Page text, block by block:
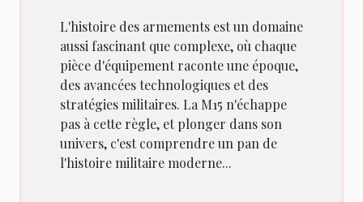
L'histoire des armements est un domaine
aussi fascinant que complexe, où chaque
pièce d'équipement raconte une époque,
des avancées technologiques et des
stratégies militaires. La M15 n'échappe
pas à cette règle, et plonger dans son
univers, c'est comprendre un pan de
l'histoire militaire moderne...